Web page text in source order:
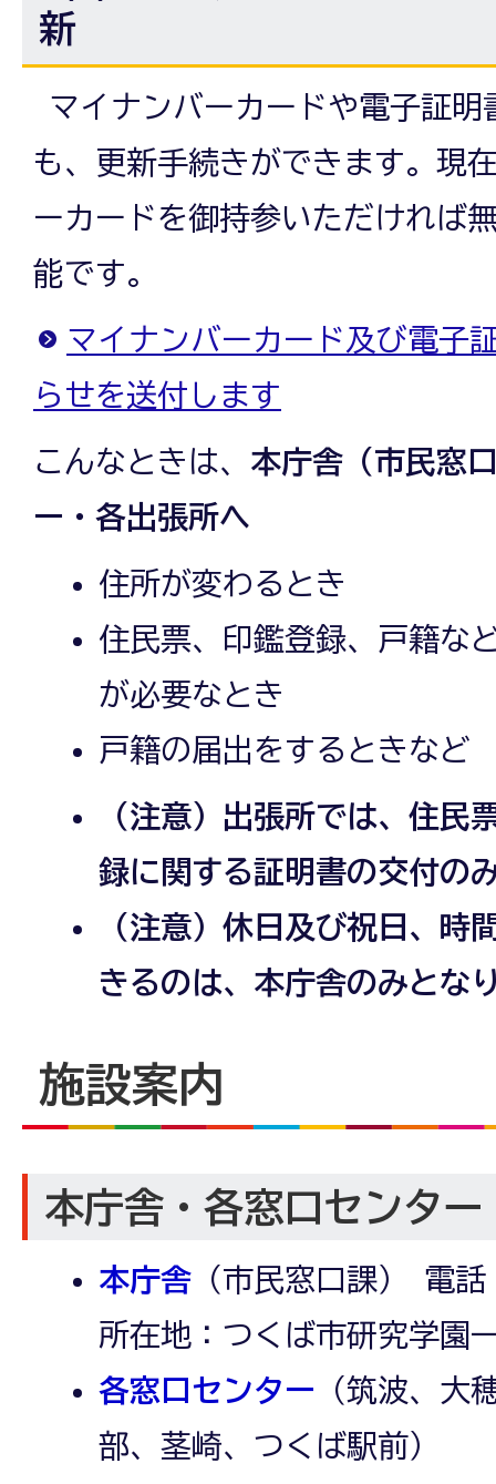
新
マイナンバーカードや電子証明
も、更新手続きができます。現
ーカードを御持参いただければ
能です。
マイナンバーカード及び電子
らせを送付します
こんなときは、 本庁舎（市民窓
ー・各出張所へ
住所が変わるとき
住民票、印鑑登録、戸籍な
が必要なとき
戸籍の届出をするときなど
（注意）出張所では、住民
録に関する証明書の交付の
（注意）休日及び祝日、時
きるのは、本庁舎のみとな
施設案内
本庁舎・各窓口センター
本庁舎 （市民窓口課） 電
所在地：つくば市研究学園
各窓口センター （筑波、大
部、茎崎、つくば駅前）